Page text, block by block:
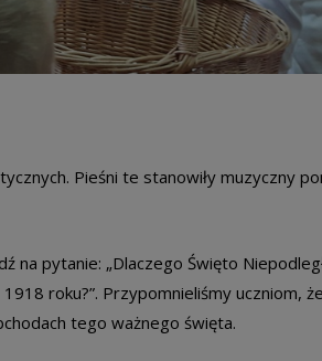
Pieśni te stanowiły muzyczny
na pytanie: „Dlaczego Święto
roku?”. Przypomnieliśmy uczniom,
tego ważnego święta.